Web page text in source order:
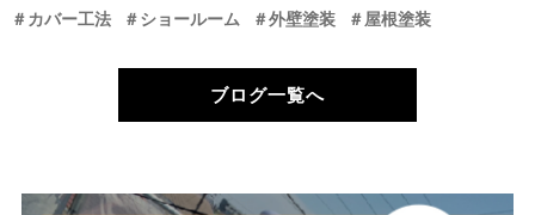
＃カバー工法 ＃ショールーム ＃外壁塗装 ＃屋根塗装
ブログ一覧へ